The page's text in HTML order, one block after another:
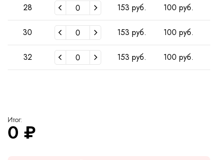
28 153 руб. 100 руб.
30 153 руб. 100 руб.
32 153 руб. 100 руб.
Итог:
0 ₽